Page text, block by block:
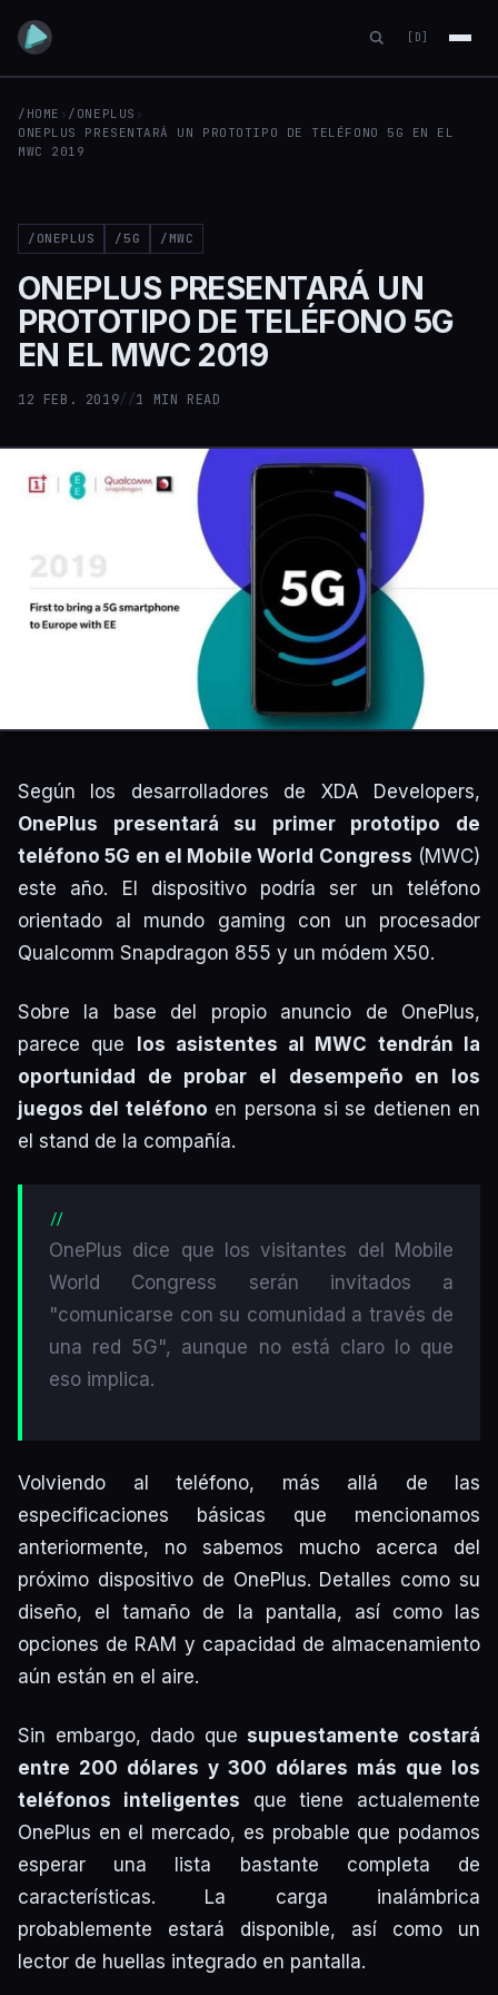
[D]
/HOME › /ONEPLUS ›
ONEPLUS PRESENTARÁ UN PROTOTIPO DE TELÉFONO 5G EN EL
MWC 2019
/ONEPLUS /5G /MWC
ONEPLUS PRESENTARÁ UN
PROTOTIPO DE TELÉFONO 5G
EN EL MWC 2019
12 FEB. 2019//1 MIN READ
Según los desarrolladores de XDA Developers,
OnePlus presentará su primer prototipo de
teléfono 5G en el Mobile World Congress (MWC)
este año. El dispositivo podría ser un teléfono
orientado al mundo gaming con un procesador
Qualcomm Snapdragon 855 y un módem X50.
Sobre la base del propio anuncio de OnePlus,
parece que los asistentes al MWC tendrán la
oportunidad de probar el desempeño en los
juegos del teléfono en persona si se detienen en
el stand de la compañía.
OnePlus dice que los visitantes del Mobile
World Congress serán invitados a
"comunicarse con su comunidad a través de
una red 5G", aunque no está claro lo que
eso implica.
Volviendo al teléfono, más allá de las
especificaciones básicas que mencionamos
anteriormente, no sabemos mucho acerca del
próximo dispositivo de OnePlus. Detalles como su
diseño, el tamaño de la pantalla, así como las
opciones de RAM y capacidad de almacenamiento
aún están en el aire.
Sin embargo, dado quesupuestamente costará
entre 200 dólares y 300 dólares más que los
teléfonos inteligentes que tiene actualemente
OnePlus en el mercado, es probable que podamos
esperar una lista bastante completa de
características. La carga inalámbrica
probablemente estará disponible, así como un
lector de huellas integrado en pantalla.